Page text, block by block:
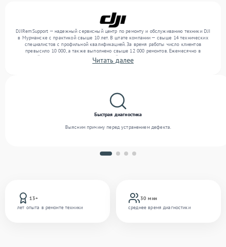
DJIRemSupport — надежный сервисный центр по ремонту и обслуживанию техники DJI
в Мурманске с практикой свыше 10 лет. В штате компании — свыше 14 технических
специалистов с профильной квалификацией. За время работы число клиентов
превысило 10 000, а также выполнено свыше 12 000 ремонтов. Ежемесячно в
сервисный центр поступает более 300 устройств, включая , , . Мы работаем с широким
спектром неисправностей и обеспечиваем надежный результат благодаря
Читать далее
13+
лет опыта в ремонте техники
30 мин
среднее время диагностики
Быстрая диагностика
Выясним причину перед устранением дефекта.